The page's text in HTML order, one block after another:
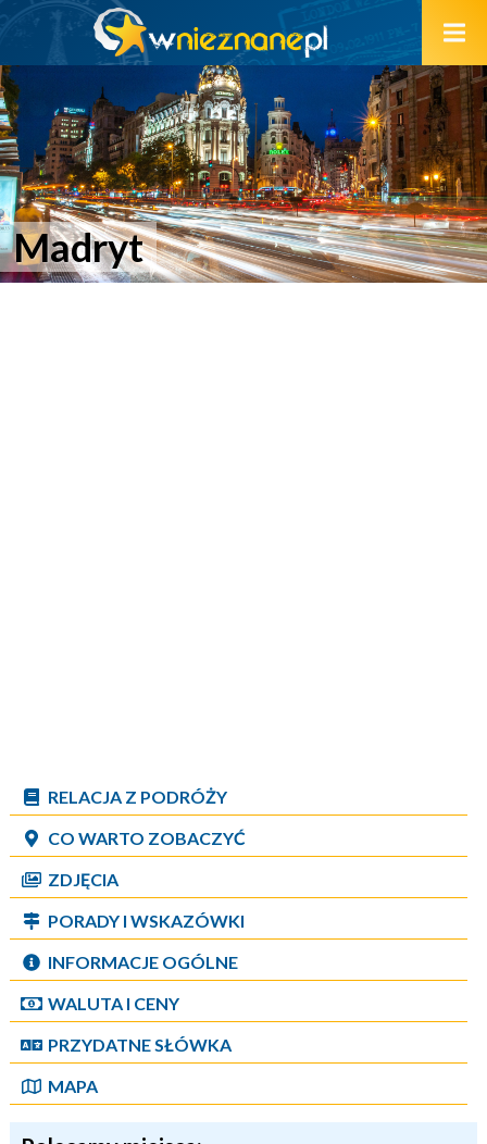
Madryt
RELACJA Z PODRÓŻY
CO WARTO ZOBACZYĆ
ZDJĘCIA
PORADY I WSKAZÓWKI
INFORMACJE OGÓLNE
WALUTA I CENY
PRZYDATNE SŁÓWKA
MAPA